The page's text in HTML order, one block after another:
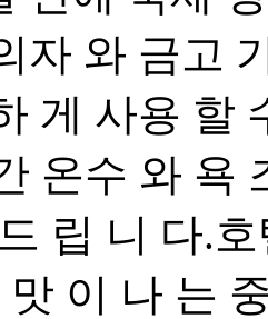
자 와 금고
게 사용 할
온수 와 욕
립 니 다.
맛 이 나 는